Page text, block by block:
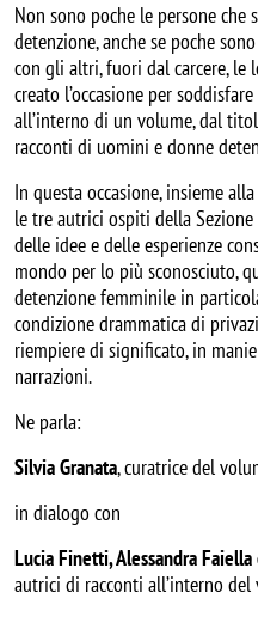
Non sono poche le persone
detenzione, anche se poche
con gli altri, fuori dal carcere, le
creato l’occasione per
all’interno di un volume, dal
racconti di uomini e donne
In questa occasione, insieme
le tre autrici ospiti della
delle idee e delle esperienze
mondo per lo più sconosciuto,
detenzione femminile in
condizione drammatica di
riempiere di significato, in
narrazioni.
Ne parla:
Silvia Granata, curatrice del
in dialogo con
Lucia Finetti, Alessandra
autrici di racconti all’interno del